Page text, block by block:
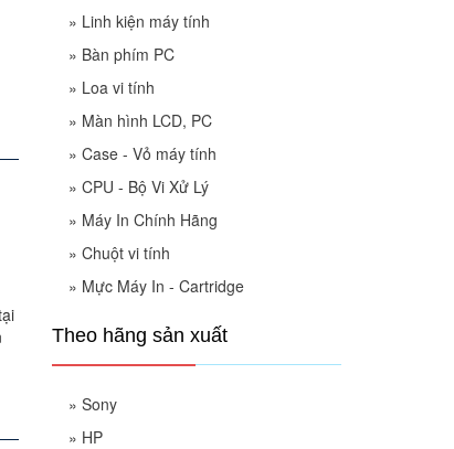
» Linh kiện máy tính
» Bàn phím PC
» Loa vi tính
» Màn hình LCD, PC
» Case - Vỏ máy tính
» CPU - Bộ Vi Xử Lý
» Máy In Chính Hãng
» Chuột vi tính
» Mực Máy In - Cartridge
Theo hãng sản xuất
» Sony
» HP